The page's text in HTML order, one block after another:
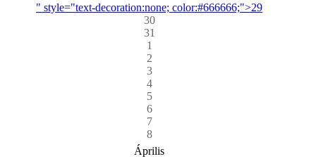
" style="text-decoration:none; color:#666666;">29
30
31
1
2
3
4
5
6
7
8
Április